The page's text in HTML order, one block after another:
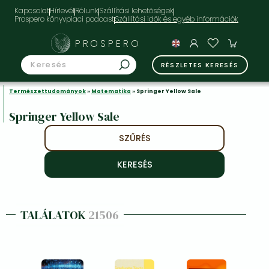
KapcsolatHírlevélRólunkSzállítási lehetőségek
Prospero könyvpiaci podcast
PROSPERO
RÉSZLETES KERESÉS
Természettudományok» Matematika » Springer Yellow Sale
Springer Yellow Sale
SZŰRÉS
TALÁLATOK21506